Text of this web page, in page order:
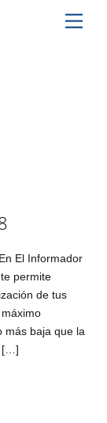
El Informador
permite
de tus
más baja que la
[…]